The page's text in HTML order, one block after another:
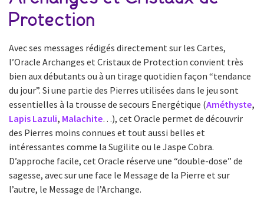
Protection
Avec ses messages rédigés directement sur les Cartes,
l’Oracle Archanges et Cristaux de Protection convient très
bien aux débutants ou à un tirage quotidien façon “tendance
du jour”. Si une partie des Pierres utilisées dans le jeu sont
essentielles à la trousse de secours Energétique (Améthyste,
Lapis Lazuli, Malachite…), cet Oracle permet de découvrir
des Pierres moins connues et tout aussi belles et
intéressantes comme la Sugilite ou le Jaspe Cobra.
D’approche facile, cet Oracle réserve une “double-dose” de
sagesse, avec sur une face le Message de la Pierre et sur
l’autre, le Message de l’Archange.